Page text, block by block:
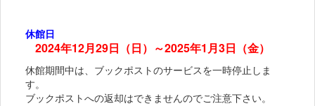
休館日
2024年12月29日（日）～2025年1月3日（金）
休館期間中は、ブックポストのサービスを一時停止しま
す。
ブックポストへの返却はできませんのでご注意下さい。